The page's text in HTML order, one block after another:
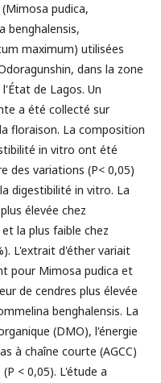
pudica,
benghalensis,
maximum) utilisées
dans la zone
de Lagos. Un
a été collecté sur
floraison. La composition
in vitro ont été
des variations (P< 0,05)
digestibilité in vitro. La
élevée chez
la plus faible chez
L'extrait d'éther variait
pour Mimosa pudica et
de cendres plus élevée
benghalensis. La
(DMO), l'énergie
à chaîne courte (AGCC)
< 0,05). L'étude a